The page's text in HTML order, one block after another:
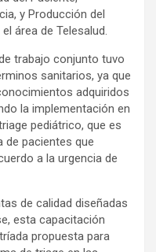
y Producción del
área de Telesalud.
trabajo conjunto tuvo
sanitarios, ya que
adquiridos
la implementación en
pediátrico, que es
de pacientes que
a la urgencia de
de calidad diseñadas
esta capacitación
propuesta para